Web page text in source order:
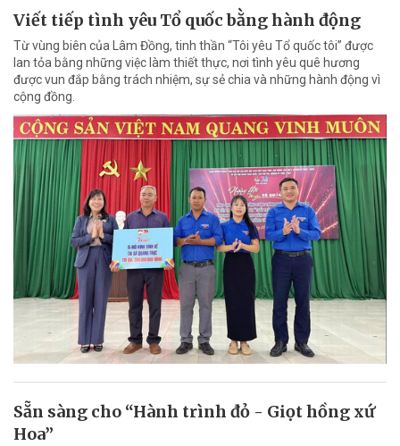
Viết tiếp tình yêu Tổ quốc bằng hành động
Từ vùng biên của Lâm Đồng, tinh thần “Tôi yêu Tổ quốc tôi” được
lan tỏa bằng những việc làm thiết thực, nơi tình yêu quê hương
được vun đắp bằng trách nhiệm, sự sẻ chia và những hành động vì
cộng đồng.
Sẵn sàng cho “Hành trình đỏ - Giọt hồng xứ
Hoa”